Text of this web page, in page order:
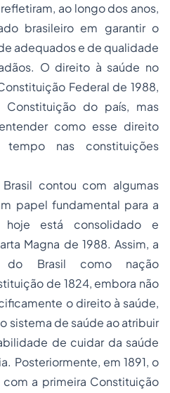
ao longo dos anos,
brasileiro em garantir o
adequados e de qualidade
O direito à saúde no
Federal de 1988,
do país, mas
como esse direito
nas constituições
contou com algumas
papel fundamental para a
está consolidado e
Magna de 1988. Assim, a
do Brasil como nação
de 1824, embora não
o direito à saúde,
sistema de saúde ao atribuir
de cuidar da saúde
Posteriormente, em 1891, o
a primeira Constituição